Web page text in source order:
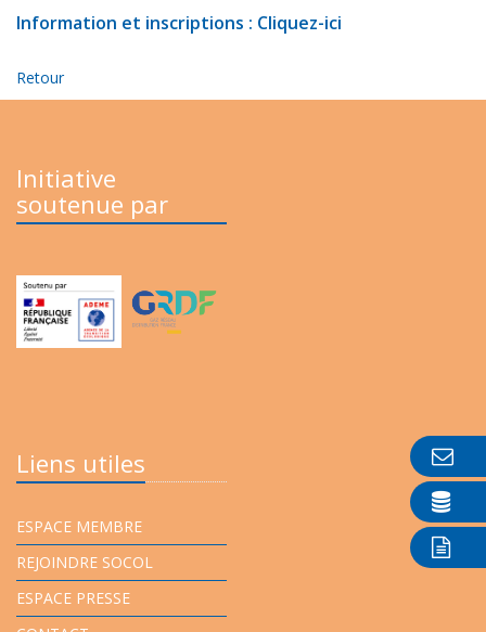
Information et inscriptions : Cliquez-ici
Retour
Initiative
soutenue par
Liens utiles
ESPACE MEMBRE
REJOINDRE SOCOL
ESPACE PRESSE